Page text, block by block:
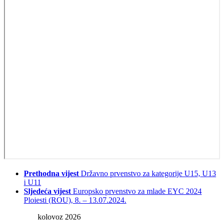
Prethodna vijest Državno prvenstvo za kategorije U15, U13
i U11
Sljedeća vijest Europsko prvenstvo za mlade EYC 2024
Ploiesti (ROU), 8. – 13.07.2024.
kolovoz 2026